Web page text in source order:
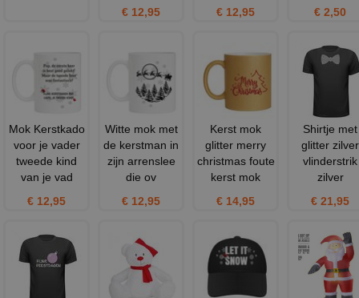
€ 12,95
€ 12,95
€ 2,50
Mok Kerstkado
voor je vader
tweede kind
van je vad
€ 12,95
Witte mok met
de kerstman in
zijn arrenslee
die ov
€ 12,95
Kerst mok
glitter merry
christmas foute
kerst mok
€ 14,95
Shirtje met
glitter zilver
vlinderstrik
zilver
€ 21,95